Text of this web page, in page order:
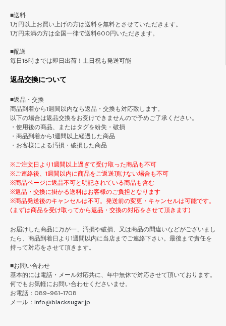
■送料
1万円以上お買い上げの方は送料を無料とさせていただきます。
1万円未満の方は全国一律で送料600円いただきます。
■配送
毎日18時までは即日出荷！土日祝も発送可能
返品交換について
■返品・交換
商品到着から1週間以内なら返品・交換も対応致します。
以下の場合は返品交換をお受けできませんので予めご了承ください。
・使用後の商品、またはタグを紛失・破損
・商品到着から1週間以上経過した商品
・お客様による汚損・破損した商品
※ご注文日より1週間以上過ぎて受け取った商品も不可
※ご連絡後、1週間以内に商品をご返送頂けない場合も不可
※商品ページに返品不可と明記されている商品も含む
※返品・交換に掛かる送料はお客様のご負担となります
※商品発送後のキャンセルは不可。発送前の変更・キャンセルは可能です。
(まずは商品を受け取ってから返品・交換の対応をさせて頂きます)
お届けした商品に万が一、汚損や破損、又は商品の間違いなどがございまし
たら、商品到着日より1週間以内に当店までご連絡下さい。最後まで責任を
持って対応をさせて頂きます。
■お問い合わせ
基本的には電話・メール対応共に、年中無休で対応させて頂いております。
何でもお気軽にお問い合わせくださいませ。
お電話：089-961-1708
メール： info@blacksugar.jp